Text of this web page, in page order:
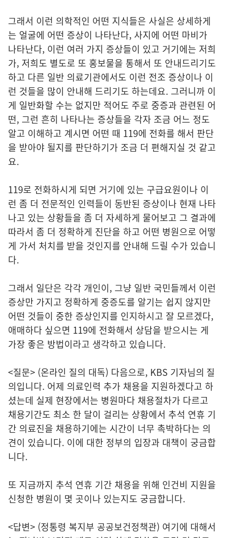
그래서 이런 의학적인 어떤 지식들은 사실은 상세하게
는 얼굴에 어떤 증상이 나타난다, 사지에 어떤 마비가
나타난다, 이런 여러 가지 증상들이 있고 거기에는 저희
가, 저희도 별도로 또 홍보물을 통해서 또 안내드리기도
하고 다른 일반 의료기관에서도 이런 전조 증상이나 이
런 것들을 많이 안내해 드리기도 하는데요. 그러니까 이
게 일반화할 수는 없지만 적어도 주로 중증과 관련된 어
떤, 그런 흔히 나타나는 증상들을 각자 조금 어느 정도
알고 이해하고 계시면 어떤 때 119에 전화를 해서 판단
을 받아야 될지를 판단하기가 조금 더 편해지실 것 같고
요.
119로 전화하시게 되면 거기에 있는 구급요원이나 이
런 좀 더 전문적인 인력들이 동반된 증상이나 현재 나타
나고 있는 상황들을 좀 더 자세하게 물어보고 그 결과에
따라서 좀 더 정확하게 진단을 하고 어떤 병원으로 어떻
게 가서 처치를 받을 것인지를 안내해 드릴 수가 있습니
다.
그래서 일단은 각각 개인이, 그냥 일반 국민들께서 이런
증상만 가지고 정확하게 중증도를 알기는 쉽지 않지만
어떤 것들이 중한 증상인지를 인지하시고 잘 모르겠다,
애매하다 싶으면 119에 전화해서 상담을 받으시는 게
가장 좋은 방법이라고 생각하고 있습니다.
<질문> (온라인 질의 대독) 다음으로, KBS 기자님의 질
의입니다. 어제 의료인력 추가 채용을 지원하겠다고 하
셨는데 실제 현장에서는 병원마다 채용절차가 다르고
채용기간도 최소 한 달이 걸리는 상황에서 추석 연휴 기
간 의료진을 채용하기에는 시간이 너무 촉박하다는 의
견이 있습니다. 이에 대한 정부의 입장과 대책이 궁금합
니다.
또 지금까지 추석 연휴 기간 채용을 위해 인건비 지원을
신청한 병원이 몇 곳이나 있는지도 궁금합니다.
<답변> (정통령 복지부 공공보건정책관) 여기에 대해서